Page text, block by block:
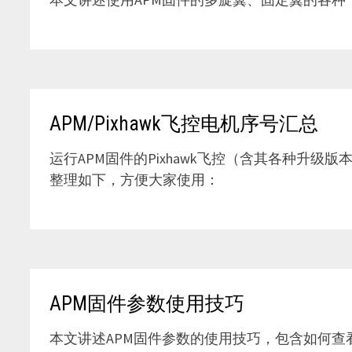
APM/Pixhawk飞控电机序号汇总
运行APM固件的Pixhawk飞控（含其各种升级
整理如下，方便大家使用：
APM固件参数使用技巧
本文讲述APM固件参数的使用技巧，包含如何